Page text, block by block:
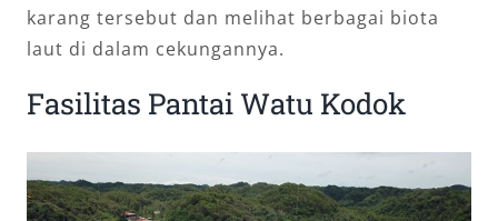
karang tersebut dan melihat berbagai biota
laut di dalam cekungannya.
Fasilitas Pantai Watu Kodok